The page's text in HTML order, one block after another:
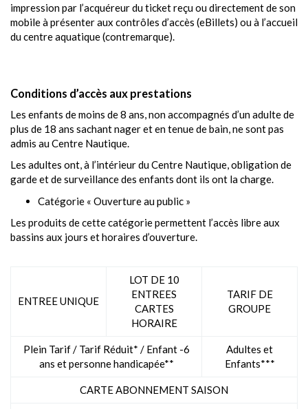
impression par l’acquéreur du ticket reçu ou directement de son
mobile à présenter aux contrôles d’accès (eBillets) ou à l’accueil
du centre aquatique (contremarque).
Conditions d’accès aux prestations
Les enfants de moins de 8 ans, non accompagnés d’un adulte de
plus de 18 ans sachant nager et en tenue de bain, ne sont pas
admis au Centre Nautique.
Les adultes ont, à l’intérieur du Centre Nautique, obligation de
garde et de surveillance des enfants dont ils ont la charge.
Catégorie « Ouverture au public »
Les produits de cette catégorie permettent l’accès libre aux
bassins aux jours et horaires d’ouverture.
ENTREE UNIQUE
LOT DE 10
ENTREES
CARTES
HORAIRE
TARIF DE
GROUPE
Plein Tarif / Tarif Réduit* / Enfant -6
ans et personne handicapée**
Adultes et
Enfants***
CARTE ABONNEMENT SAISON